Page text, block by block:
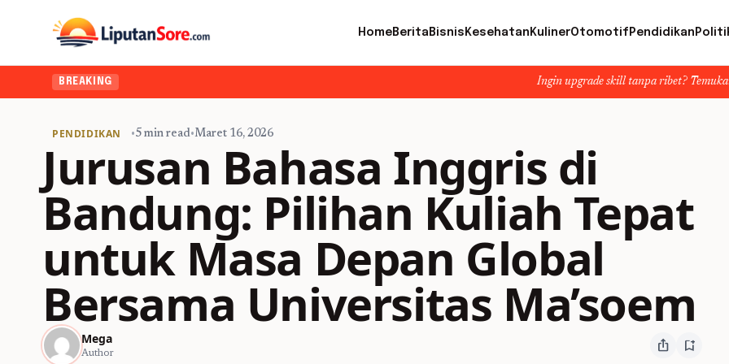
HomeBerita Bisnis Kesehatan KulinerOtomotif Pendidikan
BREAKING Ingin upgrade skill tanpa ribet? Temukan kelas seru
PENDIDIKAN •5 min read•Maret 16, 2026
Jurusan Bahasa Inggris di
Bandung: Pilihan Kuliah Tepat
untuk Masa Depan Global
Bersama Universitas Ma’soem
Mega
Author ios_share bookmark_add